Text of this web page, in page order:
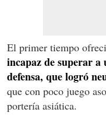
El primer tiempo
incapaz de superar
defensa, que logró
que con poco juego
portería asiática.